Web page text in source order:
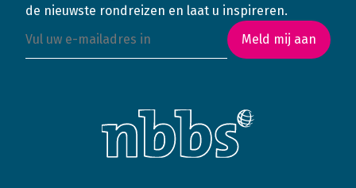
de nieuwste rondreizen en laat u inspireren.
Meld mij aan